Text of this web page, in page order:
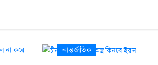
আন্তর্জাতিক